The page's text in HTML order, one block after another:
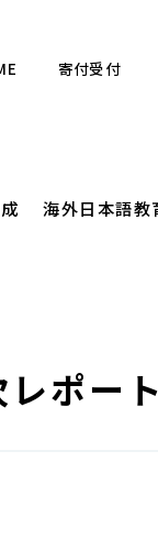
寄付受付
沿革
海外日本語教
フォーラム 各国
連続セミナー
ポー